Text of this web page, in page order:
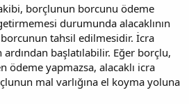
borçlunun borcunu ödeme
durumunda alacaklının
tahsil edilmesidir. İcra
ardından başlatılabilir. Eğer borçlu,
ödeme yapmazsa, alacaklı icra
mal varlığına el koyma yoluna